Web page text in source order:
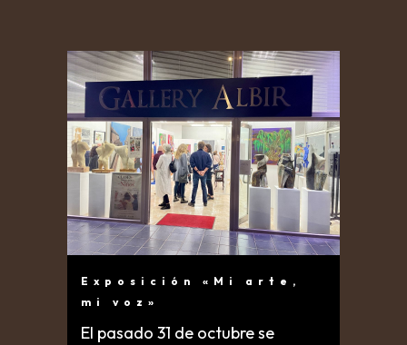
Exposición «Mi arte,
mi voz»
El pasado 31 de octubre se